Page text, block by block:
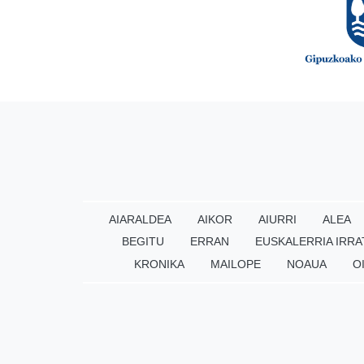
AIARALDEA AIKOR AIURRI ALEA
BEGITU
ERRAN EUSKALERRIA
KRONIKA
MAILOPE NOAUA